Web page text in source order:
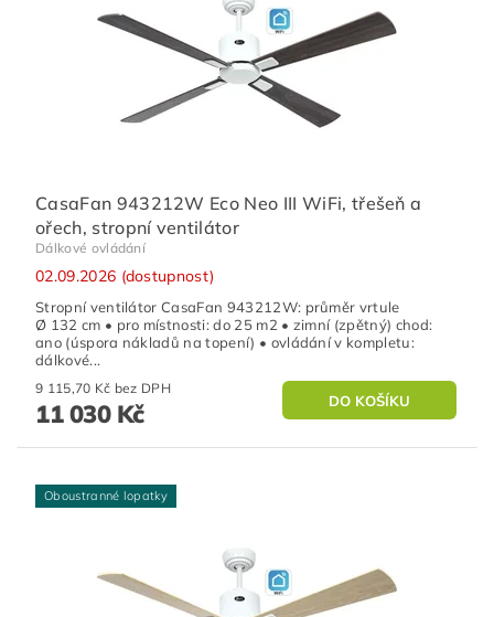
CasaFan 943212W Eco Neo III WiFi, třešeň a
ořech, stropní ventilátor
Dálkové ovládání
02.09.2026 (dostupnost)
Stropní ventilátor CasaFan 943212W: průměr vrtule
Ø 132 cm • pro místnosti: do 25 m2 • zimní (zpětný) chod:
ano (úspora nákladů na topení) • ovládání v kompletu:
dálkové...
9 115,70 Kč bez DPH
11 030 Kč
Oboustranné lopatky